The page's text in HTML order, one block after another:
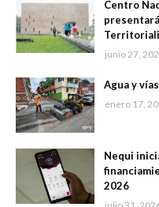
Centro
junio 27,
Agua y
enero 17,
Nequi
2026